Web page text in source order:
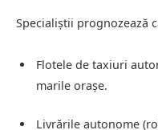
Specialiștii prognozează
Flotele de taxiuri
marile orașe.
Livrările autonome